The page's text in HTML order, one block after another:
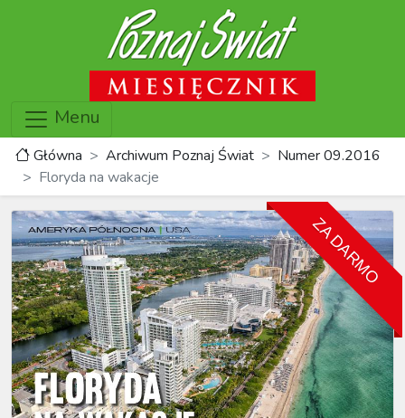
Menu
Główna Archiwum Poznaj Świat
Numer 09.2016
Floryda na wakacje
ZA DARMO